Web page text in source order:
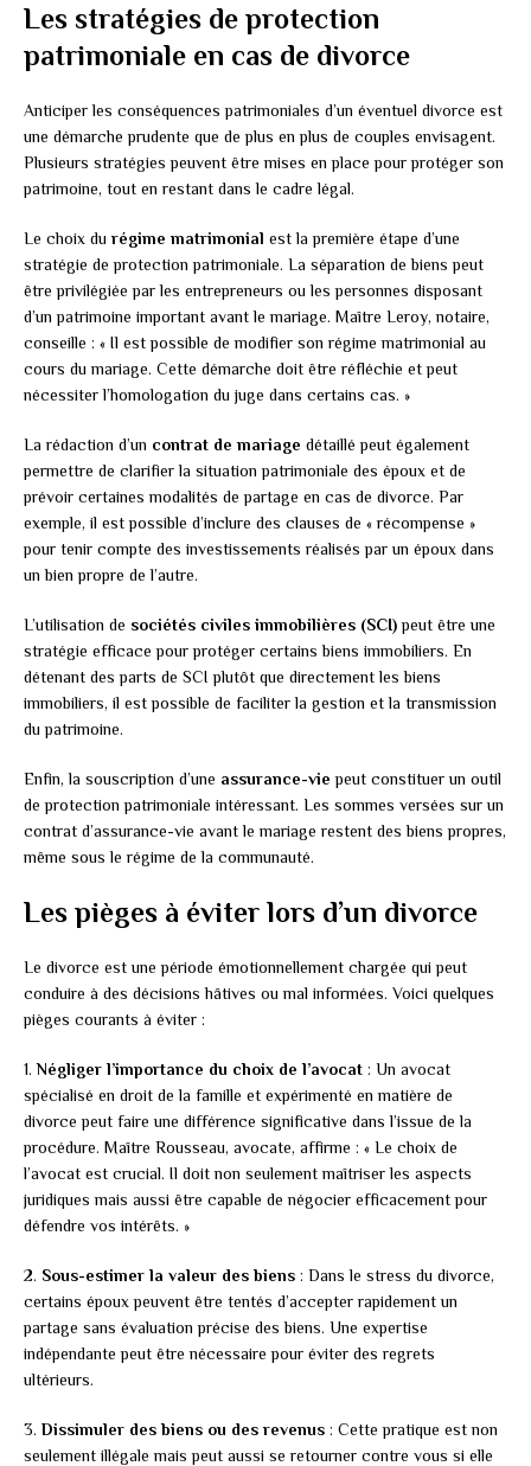
Les stratégies de protection
patrimoniale en cas de divorce
Anticiper les conséquences patrimoniales d’un éventuel divorce est
une démarche prudente que de plus en plus de couples envisagent.
Plusieurs stratégies peuvent être mises en place pour protéger son
patrimoine, tout en restant dans le cadre légal.
Le choix du régime matrimonial est la première étape d’une
stratégie de protection patrimoniale. La séparation de biens peut
être privilégiée par les entrepreneurs ou les personnes disposant
d’un patrimoine important avant le mariage. Maître Leroy, notaire,
conseille : « Il est possible de modifier son régime matrimonial au
cours du mariage. Cette démarche doit être réfléchie et peut
nécessiter l’homologation du juge dans certains cas. »
La rédaction d’un contrat de mariage détaillé peut également
permettre de clarifier la situation patrimoniale des époux et de
prévoir certaines modalités de partage en cas de divorce. Par
exemple, il est possible d’inclure des clauses de « récompense »
pour tenir compte des investissements réalisés par un époux dans
un bien propre de l’autre.
L’utilisation de sociétés civiles immobilières (SCI)peut être une
stratégie efficace pour protéger certains biens immobiliers. En
détenant des parts de SCI plutôt que directement les biens
immobiliers, il est possible de faciliter la gestion et la transmission
du patrimoine.
Enfin, la souscription d’une assurance-vie peut constituer un outil
de protection patrimoniale intéressant. Les sommes versées sur un
contrat d’assurance-vie avant le mariage restent des biens propres,
même sous le régime de la communauté.
Les pièges à éviter lors d’un divorce
Le divorce est une période émotionnellement chargée qui peut
conduire à des décisions hâtives ou mal informées. Voici quelques
pièges courants à éviter :
1.Négliger l’importance du choix de l’avocat : Un avocat
spécialisé en droit de la famille et expérimenté en matière de
divorce peut faire une différence significative dans l’issue de la
procédure. Maître Rousseau, avocate, affirme : « Le choix de
l’avocat est crucial. Il doit non seulement maîtriser les aspects
juridiques mais aussi être capable de négocier efficacement pour
défendre vos intérêts. »
2. Sous-estimer la valeur des biens : Dans le stress du divorce,
certains époux peuvent être tentés d’accepter rapidement un
partage sans évaluation précise des biens. Une expertise
indépendante peut être nécessaire pour éviter des regrets
ultérieurs.
3. Dissimuler des biens ou des revenus : Cette pratique est non
seulement illégale mais peut aussi se retourner contre vous si elle